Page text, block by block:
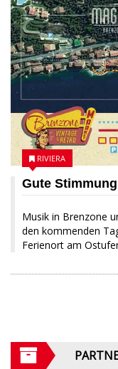
Gute
Musik in Brenzone
den kommenden
Ferienort am
RIVIERA